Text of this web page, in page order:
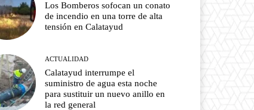
Los Bomberos sofocan un conato
de incendio en una torre de alta
tensión en Calatayud
ACTUALIDAD
Calatayud interrumpe el
suministro de agua esta noche
para sustituir un nuevo anillo en
la red general